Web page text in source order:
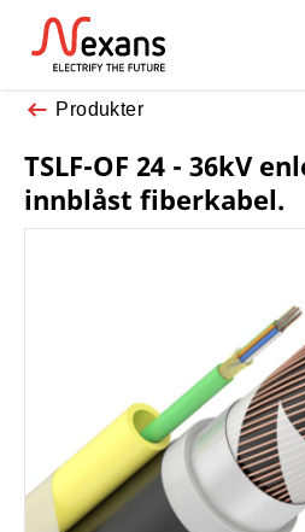
Produkter
TSLF-OF 24 - 36kV
innblåst fiberkabel.